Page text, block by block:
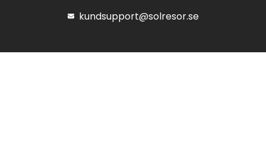
kundsupport@solresor.se